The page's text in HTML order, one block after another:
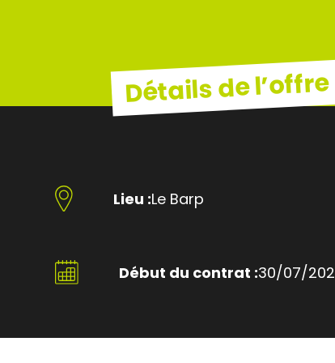
Détails de l’offre
Lieu :Le Barp
Début du contrat :30/07/